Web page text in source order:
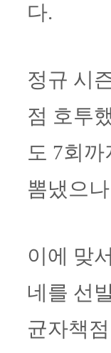
다.
정규 시
점 호투
도 7회
뽐냈으
이에 맞
네를 선
균자책